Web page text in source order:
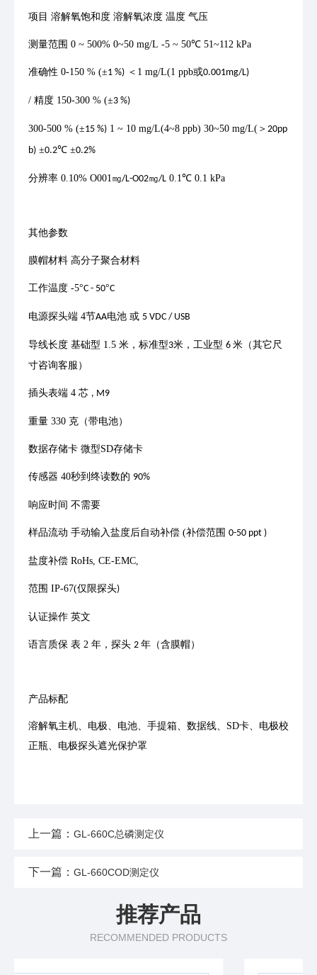
项⽬ 溶解氧饱和度 溶解氧浓度 温度 ⽓压
测量范围 0 ~ 500% 0~50 mg/L -5 ~ 50℃ 51~112 kPa
准确性 0-150 % (±1 %) ＜ 1 mg/L(1 ppb或0.001mg/L)
/ 精度 150-300 % (±3 %)
300-500 % (±15 %) 1 ~ 10 mg/L(4~8 ppb) 30~50 mg/L( ＞ 20pp
b) ±0.2℃ ±0.2%
分辨率 0.10% O001㎎/L-O02㎎/L 0.1℃ 0.1 kPa
其他参数
膜帽材料 ⾼分⼦聚合材料
⼯作温度 -5°C - 50°C
电源探头端 4节AA电池 或 5 VDC / USB
导线⻓度 基础型 1.5 ⽶，标准型3⽶，⼯业型 6 ⽶（其它尺
⼨咨询客服）
插头表端 4 芯 , M9
重量 330 克（带电池）
数据存储卡 微型SD存储卡
传感器 40秒到终读数的 90%
响应时间 不需要
样品流动 ⼿动输⼊盐度后⾃动补偿 (补偿范围 0-50 ppt )
盐度补偿 RoHs, CE-EMC,
范围 IP-67(仅限探头)
认证操作 英⽂
语⾔质保 表 2 年，探头 2 年（含膜帽）
产品标配
溶解氧主机、电极、电池、⼿提箱、数据线、 SD卡、电极校
正瓶、电极探头遮光保护罩
上一篇： GL-660C总磷测定仪
下一篇： GL-660COD测定仪
推荐产品
RECOMMENDED PRODUCTS